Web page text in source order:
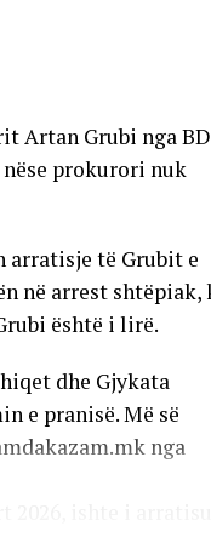
me zbatimin e
nga lista
afatshkurtër në
e
Artan Grubi nga
prokurori nuk
arratisje të Grubit e
në arrest shtëpiak,
është i lirë.
dhe Gjykata
e pranisë. Më së
nga